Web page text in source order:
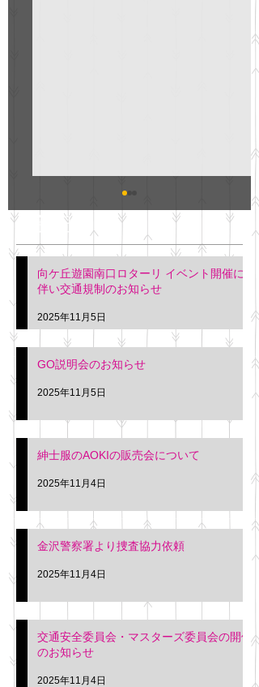
明日(11月6日)午後3時～5
階会議室にてGOの説明会
を行います。 神奈川個人
タクシー協同組合 専務 佐
久間
最新記事
向ケ丘遊園南口ロターリ イベント開催に
伴い交通規制のお知らせ
2025年11月5日
GO説明会のお知らせ
2025年11月5日
紳士服のAOKIの販売会について
2025年11月4日
金沢警察署より捜査協力依頼
2025年11月4日
交通安全委員会・マスターズ委員会の開催
のお知らせ
2025年11月4日